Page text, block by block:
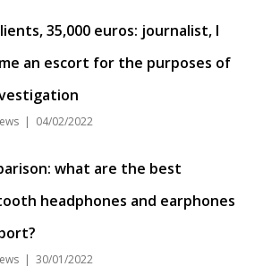
35,000 euros: journalist, I
an escort for the purposes of
| 04/02/2022
what are the best
headphones and earphones
| 30/01/2022